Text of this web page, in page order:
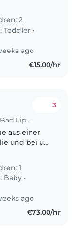
2
Toddler •
ago
€15.00/hr
Babysitting job in Bad Lippspringe
3
aus einer
und bei uns
Dadurch
1
Baby •
ago
€73.00/hr